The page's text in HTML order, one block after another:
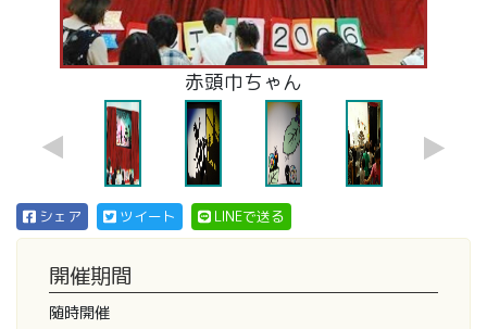
赤頭巾ちゃん
ブレーメンの音楽隊
「童謡メロディー」から
上演後交流
シェア ツイート LINEで送る
開催期間
随時開催